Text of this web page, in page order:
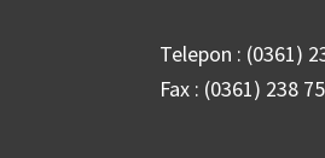
Telepon : (0361)
Fax : (0361) 238